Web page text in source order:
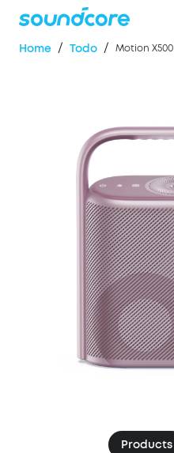
Home / Todo /
Products